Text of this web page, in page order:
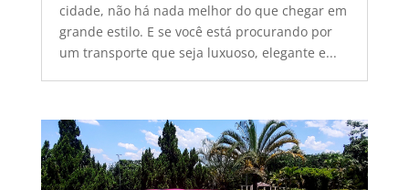
cidade, não há nada melhor do que chegar em
grande estilo. E se você está procurando por
um transporte que seja luxuoso, elegante e...